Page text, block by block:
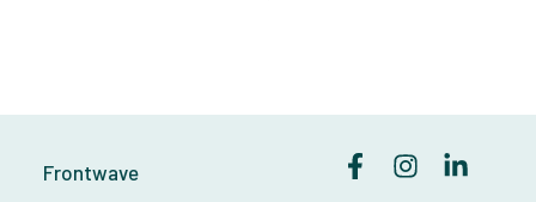
Frontwave